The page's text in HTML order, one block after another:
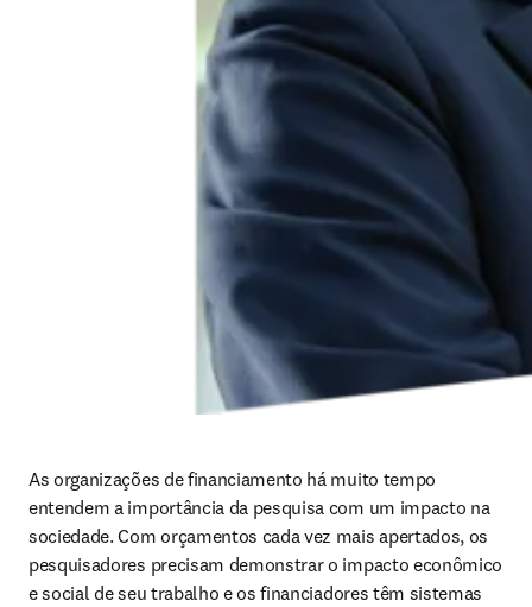
As organizações de financiamento há muito tempo
entendem a importância da pesquisa com um impacto na
sociedade. Com orçamentos cada vez mais apertados, os
pesquisadores precisam demonstrar o impacto econômico
e social de seu trabalho e os financiadores têm sistemas